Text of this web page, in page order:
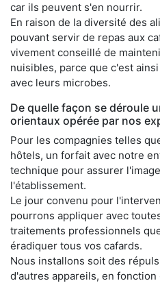
car ils peuvent s'en nourrir.
En raison de la diversité des
pouvant servir de repas aux
vivement conseillé de
nuisibles, parce que c'est
avec leurs microbes.
De quelle façon se déroule
orientaux opérée par nos
Pour les compagnies telles
hôtels, un forfait avec notre
technique pour assurer
l'établissement.
Le jour convenu pour
pourrons appliquer avec
traitements professionnels
éradiquer tous vos cafards.
Nous installons soit des
d'autres appareils, en